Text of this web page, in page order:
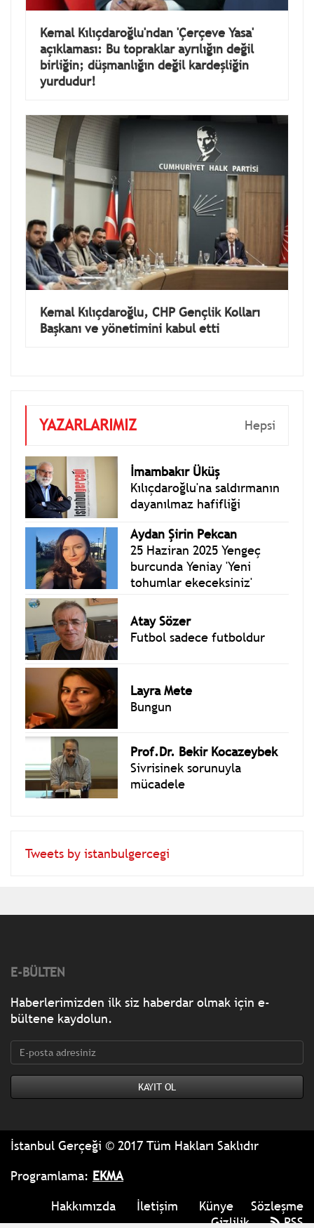
Kemal Kılıçdaroğlu'ndan 'Çerçeve Yasa'
açıklaması: Bu topraklar ayrılığın değil
birliğin; düşmanlığın değil kardeşliğin
yurdudur!
Kemal Kılıçdaroğlu, CHP Gençlik Kolları
Başkanı ve yönetimini kabul etti
YAZARLARIMIZ Hepsi
İmambakır Üküş
Kılıçdaroğlu'na saldırmanın
dayanılmaz hafifliği
Aydan Şirin Pekcan
25 Haziran 2025 Yengeç
burcunda Yeniay 'Yeni
tohumlar ekeceksiniz'
Atay Sözer
Futbol sadece futboldur
Layra Mete
Bungun
Prof.Dr. Bekir Kocazeybek
Sivrisinek sorunuyla
mücadele
Tweets by istanbulgercegi
E-BÜLTEN
Haberlerimizden ilk siz haberdar olmak için e-
bültene kaydolun.
İstanbul Gerçeği © 2017 Tüm Hakları Saklıdır
Programlama: EKMA
Hakkımızda
İletişim Künye
Sözleşme
Gizlilik
RSS